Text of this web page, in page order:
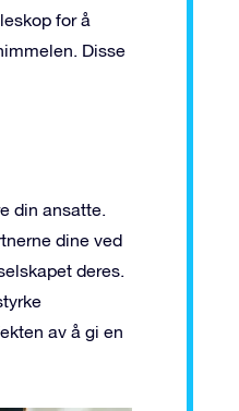
for å
Disse
din ansatte.
dine ved
deres.
av å gi en